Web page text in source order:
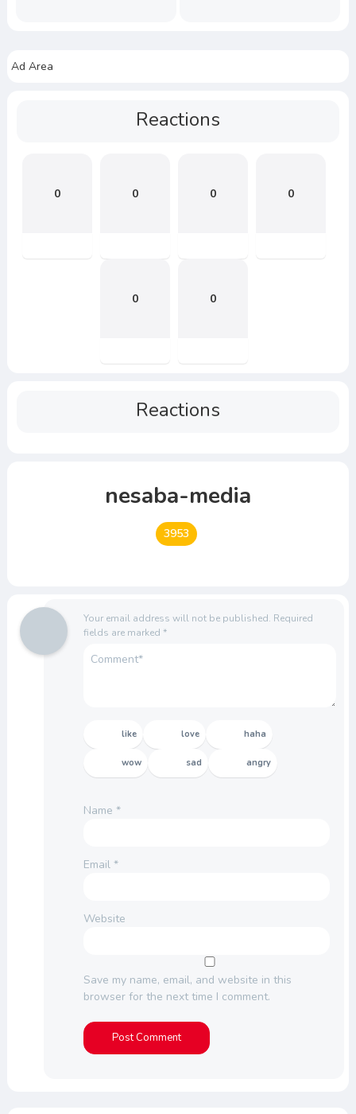
Ad Area
Reactions
0 0 0 0
0 0
Reactions
nesaba-media
3953
Your email address will not be published. Required
fields are marked *
like love haha
wow sad angry
Name *
Email *
Website
Save my name, email, and website in this
browser for the next time I comment.